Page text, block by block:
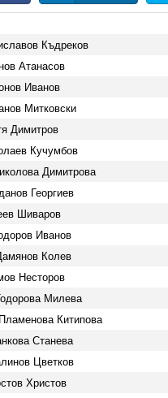
Къдреков
Атанасов
Иванов
Митковски
Димитров
Кучумбов
Димитрова
Георгиев
Шиваров
Иванов
Колев
Несторов
Милева
Китипова
Станева
Цветков
Христов